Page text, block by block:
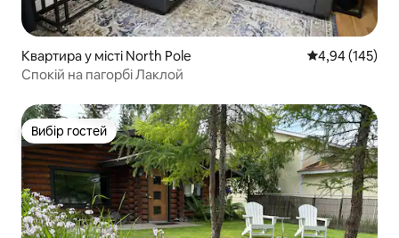
Квартира у місті North Pole Середня
4,94 (145)
Спокій на пагорбі Лаклой
Вибір гостей
Вибір гостей